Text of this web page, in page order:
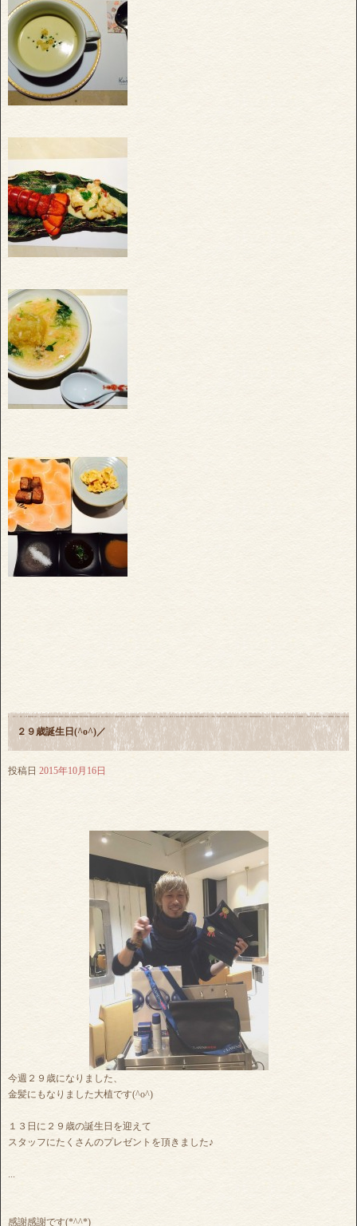
２９歳誕生日(^o^)／
投稿日 2015年10月16日
今週２９歳になりました、
金髪にもなりました大植です(^o^)
１３日に２９歳の誕生日を迎えて
スタッフにたくさんのプレゼントを頂きました♪
...
感謝感謝です(*^^*)